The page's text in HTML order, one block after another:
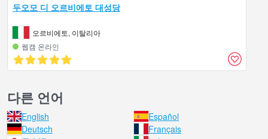
두오모 디 오르비에토 대성당
오르비에토, 이탈리아
웹캠 온라인
다른 언어
English
Español
Deutsch
Français